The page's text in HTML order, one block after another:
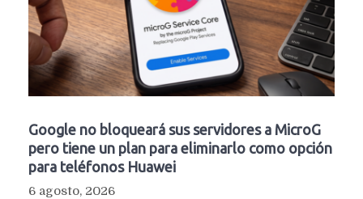
Google no bloqueará sus servidores a MicroG
pero tiene un plan para eliminarlo como opción
para teléfonos Huawei
6 agosto, 2026